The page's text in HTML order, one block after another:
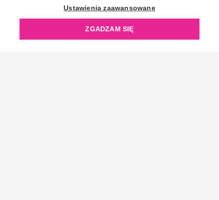
Ustawienia zaawansowane
ZGADZAM SIĘ
OpenGift jest częścią ReflectGroup.